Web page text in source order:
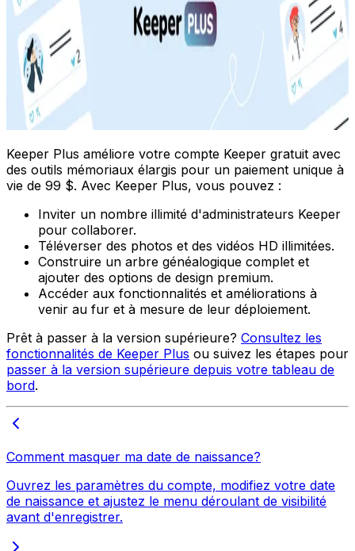
Keeper Plus améliore votre compte Keeper gratuit avec
des outils mémoriaux élargis pour un paiement unique à
vie de 99 $. Avec Keeper Plus, vous pouvez :
Inviter un nombre illimité d'administrateurs Keeper
pour collaborer.
Téléverser des photos et des vidéos HD illimitées.
Construire un arbre généalogique complet et
ajouter des options de design premium.
Accéder aux fonctionnalités et améliorations à
venir au fur et à mesure de leur déploiement.
Prêt à passer à la version supérieure? Consultez les
fonctionnalités de Keeper Plus ou suivez les étapes pour
passer à la version supérieure depuis votre tableau de
bord.
Comment masquer ma date de naissance?
Ouvrez les paramètres du compte, modifiez votre date
de naissance et ajustez le menu déroulant de visibilité
avant d'enregistrer.